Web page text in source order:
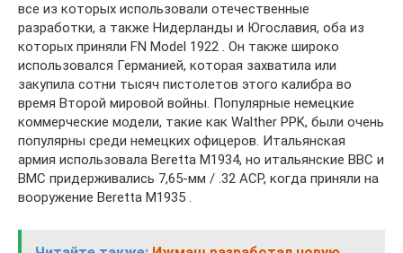
все из которых использовали отечественные
разработки, а также Нидерланды и Югославия, оба из
которых приняли FN Model 1922 . Он также широко
использовался Германией, которая захватила или
закупила сотни тысяч пистолетов этого калибра во
время Второй мировой войны. Популярные немецкие
коммерческие модели, такие как Walther PPK, были очень
популярны среди немецких офицеров. Итальянская
армия использовала Beretta M1934, но итальянские ВВС и
ВМС придерживались 7,65-мм / .32 ACP, когда приняли на
вооружение Beretta M1935 .